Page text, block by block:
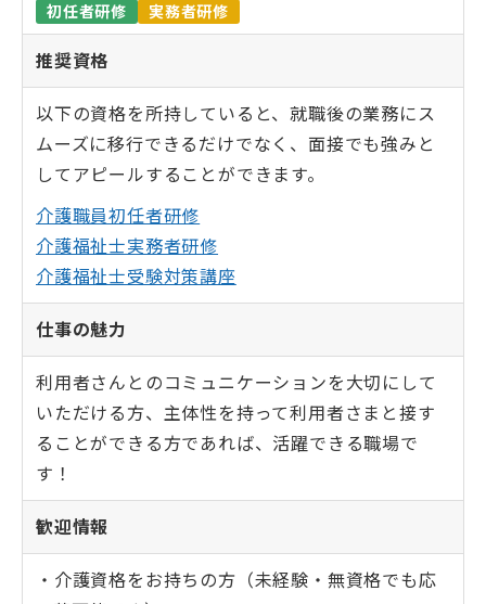
初任者研修 実務者研修
推奨資格
以下の資格を所持していると、就職後の業務にス
ムーズに移行できるだけでなく、面接でも強みと
してアピールすることができます。
介護職員初任者研修
介護福祉士実務者研修
介護福祉士受験対策講座
仕事の魅力
利用者さんとのコミュニケーションを大切にして
いただける方、主体性を持って利用者さまと接す
ることができる方であれば、活躍できる職場で
す！
歓迎情報
介護資格をお持ちの方（未経験・無資格でも応